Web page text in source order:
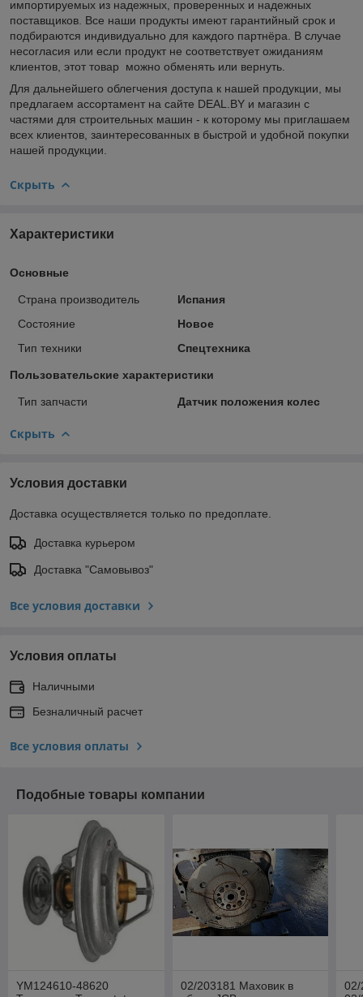
импортируемых из надежных, проверенных и надежных
поставщиков. Все наши продукты имеют гарантийный срок и
подбираются индивидуально для каждого партнёра. В случае
несогласия или если продукт не соответствует ожиданиям
клиентов, этот товар можно обменять или вернуть.
Для дальнейшего облегчения доступа к нашей продукции, мы
предлагаем асcортaмент на сайте DEAL BY и магазин с
частями для строительных машин - к которому мы приглашаем
всех клиентов, заинтересованных в быстрой и удобной покупки
нашей продукции.
Скрыть
Характеристики
Основные
Страна производитель
Испания
Состояние
Новое
Тип техники
Спецтехника
Пользовательские характеристики
Тип запчасти Датчик положения колес
Скрыть
Условия доставки
Доставка осуществляется только по предоплате.
Доставка курьером
Доставка "Самовывоз"
Все условия доставки
Условия оплаты
Наличными
Безналичный расчет
Все условия оплаты
Подобные товары компании
YM124610-48620
02/203181 Маховик в
02/